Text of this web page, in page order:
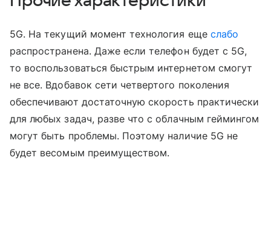
5G. На текущий момент технология еще слабо
распространена. Даже если телефон будет с 5G,
то воспользоваться быстрым интернетом смогут
не все. Вдобавок сети четвертого поколения
обеспечивают достаточную скорость практически
для любых задач, разве что с облачным геймингом
могут быть проблемы. Поэтому наличие 5G не
будет весомым преимуществом.